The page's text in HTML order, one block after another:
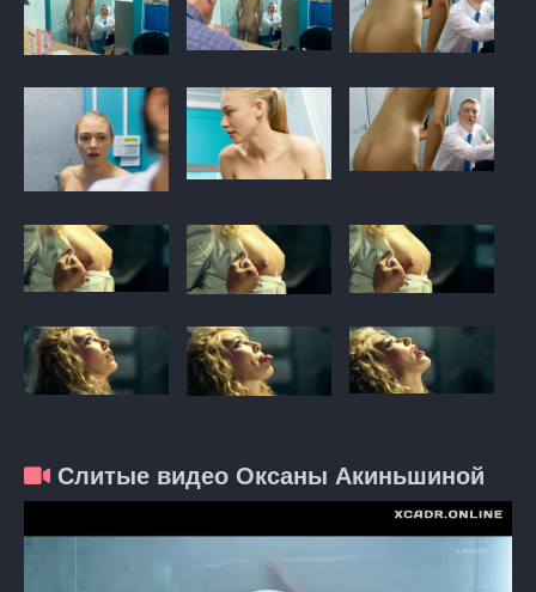
Слитые видео Оксаны Акиньшиной